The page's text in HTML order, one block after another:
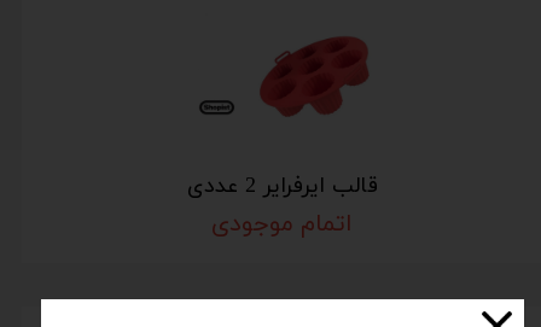
قالب ایرفرایر 2 عددی
اتمام موجودی